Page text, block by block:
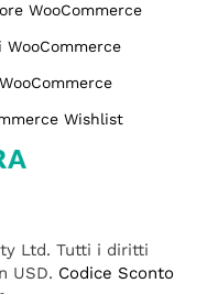
WooCommerce
Wishlist
Ltd. Tutti i diritti
USD. Codice Sconto